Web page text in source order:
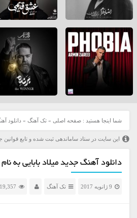
شما اینجا هستید : صفحه اصلی » تک آهنگ » دانلود
این سایت در ستاد ساماندهی ثبت شده و تابع قوانین
دانلود آهنگ جدید میلاد بابایی به
9 ژانویه 2017 تک آهنگ views